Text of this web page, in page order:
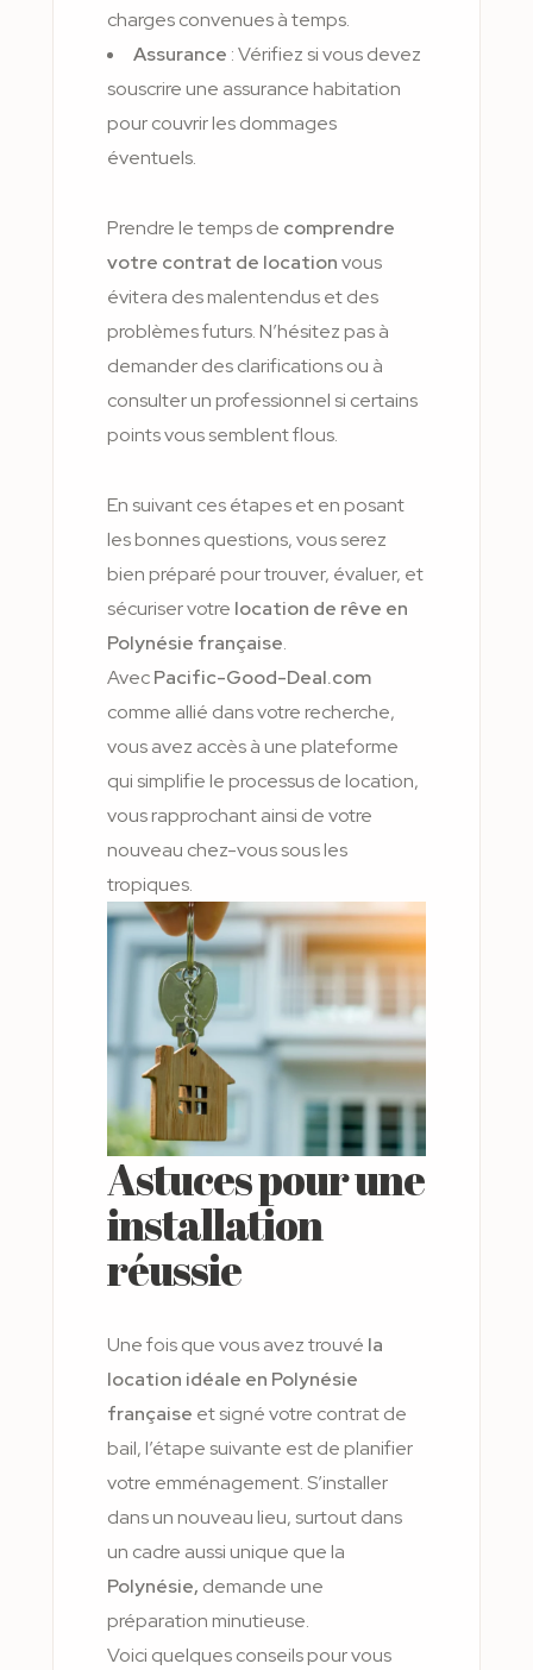
charges convenues à temps.
Assurance : Vérifiez si vous devez
souscrire une assurance habitation
pour couvrir les dommages
éventuels.
Prendre le temps de comprendre
votre contrat de locationvous
évitera des malentendus et des
problèmes futurs. N’hésitez pas à
demander des clarifications ou à
consulter un professionnel si certains
points vous semblent flous.
En suivant ces étapes et en posant
les bonnes questions, vous serez
bien préparé pour trouver, évaluer, et
sécuriser votre location de rêve en
Polynésie française.
AvecPacific-Good-Deal.com
comme allié dans votre recherche,
vous avez accès à une plateforme
qui simplifie le processus de location,
vous rapprochant ainsi de votre
nouveau chez-vous sous les
tropiques.
Astuces pour une
installation
réussie
Une fois que vous avez trouvé la
location idéale en Polynésie
française et signé votre contrat de
bail, l’étape suivante est de planifier
votre emménagement. S’installer
dans un nouveau lieu, surtout dans
un cadre aussi unique que la
Polynésie, demande une
préparation minutieuse.
Voici quelques conseils pour vous